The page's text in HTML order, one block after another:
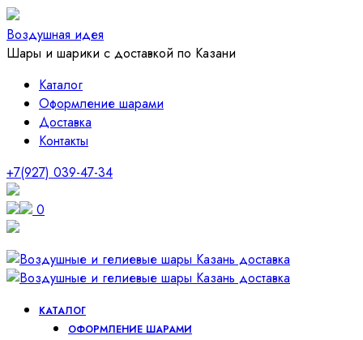
Воздушная идея
Шары и шарики с доставкой по Казани
Каталог
Оформление шарами
Доставка
Контакты
+7(927) 039-47-34
0
КАТАЛОГ
ОФОРМЛЕНИЕ ШАРАМИ